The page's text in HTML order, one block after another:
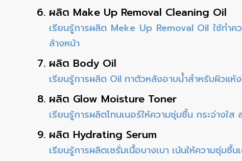
ผลิต Make Up Removal Cleaning Oil
เรียนรู้การผลิต Meke Up Removal Oil ใช้ทำ
ล้างหน้า
ผลิต Body Oil
เรียนรู้การผลิต Oil ทาตัวหลังอาบน้ำสำหรับผิวแห้
ผลิต Glow Moisture Toner
เรียนรู้การผลิตโทนเนอร์ให้ความชุ่มชื้น กระจ่างใ
ผลิต Hydrating Serum
เรียนรู้การผลิตเซรั่มเนื้อบางเบา เน้นให้ความชุ่มชื้น